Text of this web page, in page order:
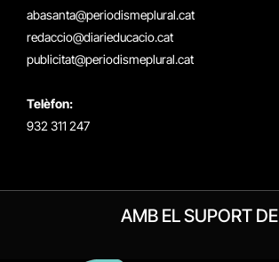
abasanta@periodismeplural.cat
redaccio@diarieducacio.cat
publicitat@periodismeplural.cat
Telèfon:
932 311 247
AMB EL SUPORT DE